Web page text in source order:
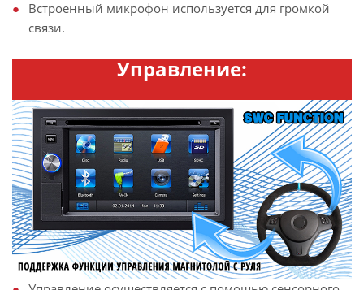
Встроенный микрофон используется для громкой
связи.
Управление: